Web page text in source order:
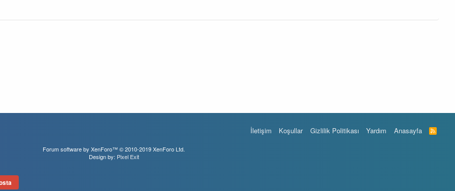
İletişim Koşullar Gizlilik Politikası Yardım Anasayfa
R
S
Forum software by XenForo™© 2010-2019 XenForo Ltd.
Design by: Pixel Exit